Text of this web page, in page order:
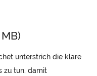
unterstrich die klare
zu tun, damit